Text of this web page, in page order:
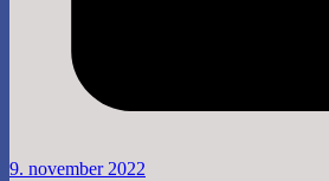
9. november 2022